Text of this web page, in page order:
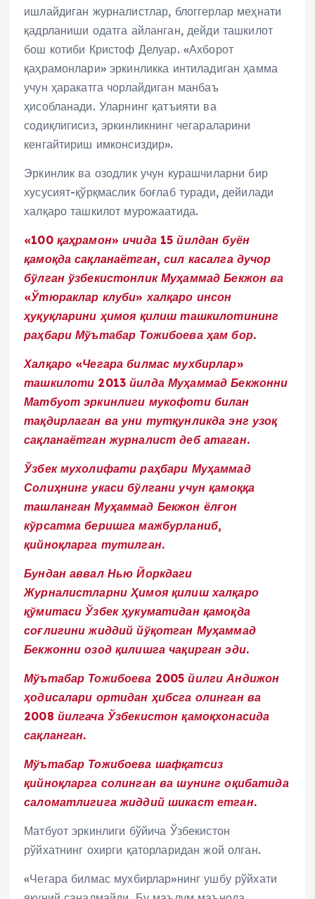
ишлайдиган журналистлар, блоггерлар меҳнати
қадрланиши одатга айланган, дейди ташкилот
бош котиби Кристоф Делуар. «Ахборот
қаҳрамонлари» эркинликка интиладиган ҳамма
учун ҳаракатга чорлайдиган манбаъ
ҳисобланади. Уларнинг қатъияти ва
содиқлигисиз, эркинликнинг чегараларини
кенгайтириш имконсиздир».
Эркинлик ва озодлик учун курашчиларни бир
хусусият-қўрқмаслик боғлаб туради, дейилади
халқаро ташкилот мурожаатида.
«100 қаҳрамон» ичида 15 йилдан буён
қамоқда сақланаётган, сил касалга дучор
бўлган ўзбекистонлик Муҳаммад Бекжон ва
«Ўтюраклар клуби» халқаро инсон
ҳуқуқларини ҳимоя қилиш ташкилотининг
раҳбари Мўътабар Тожибоева ҳам бор.
Халқаро «Чегара билмас мухбирлар»
ташкилоти 2013 йилда Муҳаммад Бекжонни
Матбуот эркинлиги мукофоти билан
тақдирлаган ва уни тутқунликда энг узоқ
сақланаётган журналист деб атаган.
Ўзбек мухолифати раҳбари Муҳаммад
Солиҳнинг укаси бўлгани учун қамоққа
ташланган Муҳаммад Бекжон ёлғон
кўрсатма беришга мажбурланиб,
қийноқларга тутилган.
Бундан аввал Нью Йоркдаги
Журналистларни Ҳимоя қилиш халқаро
қўмитаси Ўзбек ҳукуматидан қамоқда
соғлигини жиддий йўқотган Муҳаммад
Бекжонни озод қилишга чақирган эди.
Мўътабар Тожибоева 2005 йилги Андижон
ҳодисалари ортидан ҳибсга олинган ва
2008 йилгача Ўзбекистон қамоқхонасида
сақланган.
Мўътабар Тожибоева шафқатсиз
қийноқларга солинган ва шунинг оқибатида
саломатлигига жиддий шикаст етган.
Матбуот эркинлиги бўйича Ўзбекистон
рўйхатнинг охирги қаторларидан жой олган.
«Чегара билмас мухбирлар»нинг ушбу рўйхати